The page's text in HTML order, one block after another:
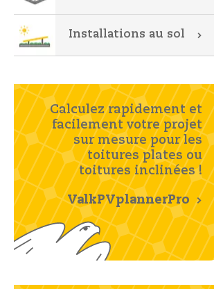
Installations au sol
Calculez rapidement et
facilement votre projet
sur mesure pour les
toitures plates ou
toitures inclinées !
ValkPVplannerPro